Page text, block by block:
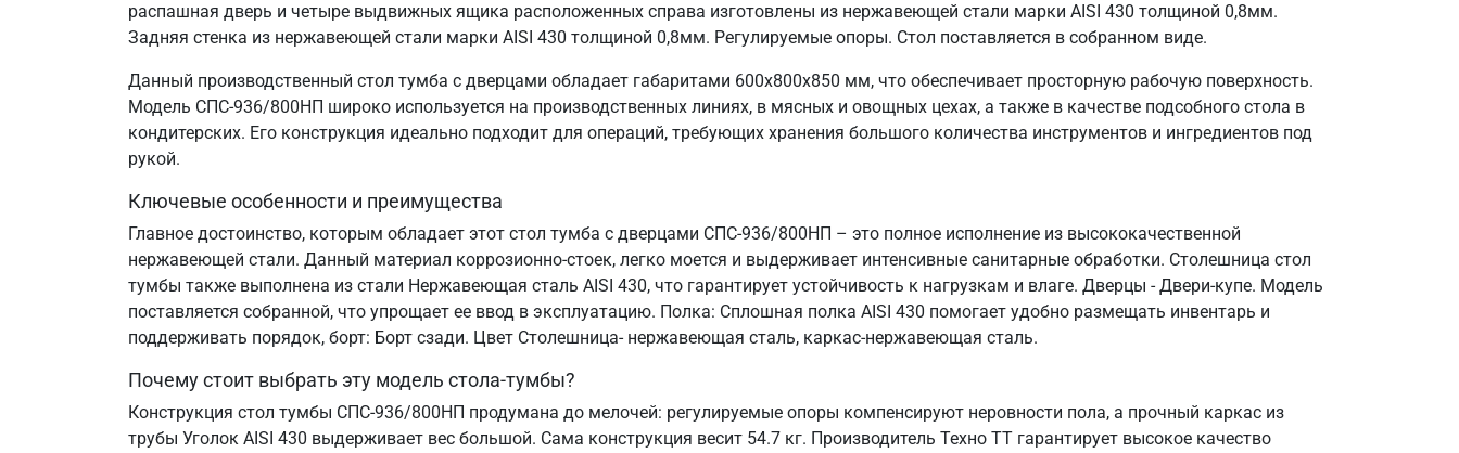
распашная дверь и четыре выдвижных ящика расположенных справа изготовлены из нержавеющей стали марки AISI 430 толщиной 0,8мм.
Задняя стенка из нержавеющей стали марки AISI 430 толщиной 0,8мм. Регулируемые опоры. Стол поставляется в собранном виде.
Данный производственный стол тумба с дверцами обладает габаритами 600х800х850 мм, что обеспечивает просторную рабочую поверхность.
Модель СПС-936/800НП широко используется на производственных линиях, в мясных и овощных цехах, а также в качестве подсобного стола в
кондитерских. Его конструкция идеально подходит для операций, требующих хранения большого количества инструментов и ингредиентов под
рукой.
Ключевые особенности и преимущества
Главное достоинство, которым обладает этот стол тумба с дверцами СПС-936/800НП – это полное исполнение из высококачественной
нержавеющей стали. Данный материал коррозионно-стоек, легко моется и выдерживает интенсивные санитарные обработки. Столешница стол
тумбы также выполнена из стали Нержавеющая сталь AISI 430, что гарантирует устойчивость к нагрузкам и влаге. Дверцы - Двери-купе. Модель
поставляется собранной, что упрощает ее ввод в эксплуатацию. Полка: Сплошная полка AISI 430 помогает удобно размещать инвентарь и
поддерживать порядок, борт: Борт сзади. Цвет Столешница- нержавеющая сталь, каркас-нержавеющая сталь.
Почему стоит выбрать эту модель стола-тумбы?
Конструкция стол тумбы СПС-936/800НП продумана до мелочей: регулируемые опоры компенсируют неровности пола, а прочный каркас из
трубы Уголок AISI 430 выдерживает вес большой. Сама конструкция весит 54.7 кг. Производитель Техно ТТ гарантирует высокое качество